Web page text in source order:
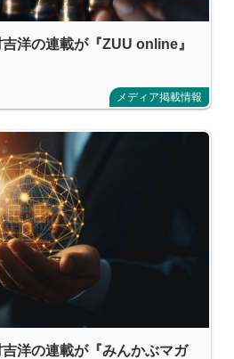
洋の連載が『ZUU online』
メディア掲載情報
洋の連載が『みんかぶマガ